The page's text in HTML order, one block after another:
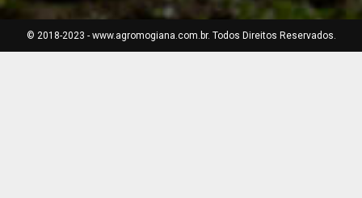
© 2018-2023 - www.agromogiana.com.br. Todos Direitos Reservados.